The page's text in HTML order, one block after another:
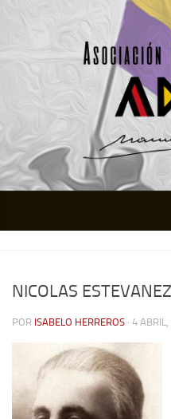
Actividades
Colabora
Memoria Histórica
NICOLAS ESTEVANEZ
POR ISABELO HERREROS · 4